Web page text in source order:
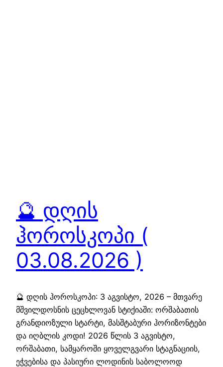
🔮 დღის
ჰოროსკოპი (
03.08.2026 )
🔮 დღის ჰოროსკოპი: 3 აგვისტო, 2026 – მთვარე
მშვილდოსნის ცეცხლოვან სტიქიაში: ორშაბათის
გრანდიოზული სტარტი, მასშტაბური ჰორიზონტები
და იღბლის კოდი! 2026 წლის 3 აგვისტო,
ორშაბათი, სამყაროში ყოველგვარი სტაგნაციის,
ეჭვებისა და პასიური ლოდინის საბოლოოდ